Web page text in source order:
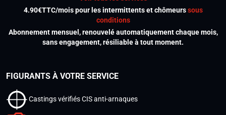
4.90€TTC/mois pour les intermittents et chômeurssous
conditions
Abonnement mensuel, renouvelé automatiquement chaque mois,
sans engagement, résiliable à tout moment.
FIGURANTS À VOTRE SERVICE
Castings vérifiés CIS anti-arnaques